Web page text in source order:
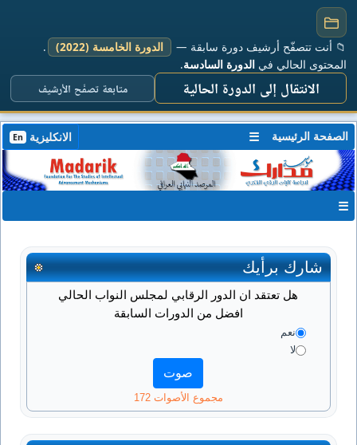
📁 أنت تتصفّح أرشيف دورة سابقة — الدورة الخامسة (2022)
.
المحتوى الحالي في الدورة السادسة.
الانتقال إلى الدورة الحالية متابعة تصفّح الأرشيف
الصفحة الرئيسية ☰ الانكليزية En
☰
شارك برأيك
هل تعتقد ان الدور الرقابي لمجلس النواب الحالي
افضل من الدورات السابقة
نعم
لا
مجموع الأصوات 172